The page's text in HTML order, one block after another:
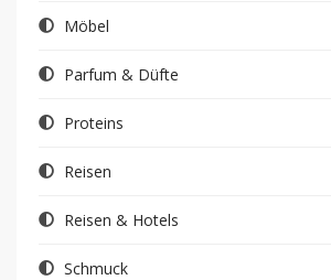
Möbel
Parfum & Düfte
Proteins
Reisen
Reisen & Hotels
Schmuck